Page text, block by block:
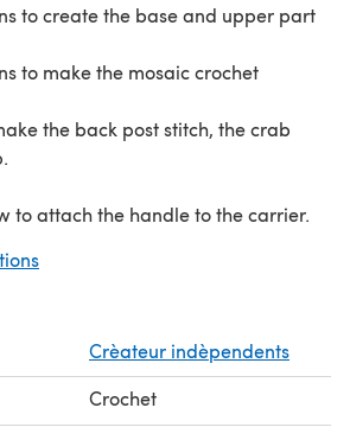
to create the base and upper part
to make the mosaic crochet
the back post stitch, the crab
to attach the handle to the carrier.
or, like me, already have for this
mm crochet hook, the diameter
7cm/ 3 inches
mm crochet hook, the diameter
Crèateur indèpendents
Crochet